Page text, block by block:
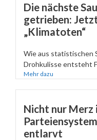
Die nächste
getrieben:
„Klimatoten“
Wie aus statistischen
Drohkulisse entsteht
Mehr dazu
Nicht nur Merz
entlarvt